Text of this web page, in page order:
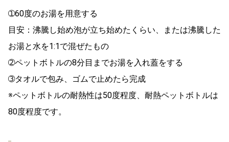
➀60度のお湯を用意する
目安：沸騰し始め泡が立ち始めたくらい、または沸騰した
お湯と水を1:1で混ぜたもの
➁ペットボトルの8分目ま でお湯を入れ蓋をする
➂タオルで包み、ゴムで止めたら完成
※ペットボトルの耐熱性は50度程度、耐熱ペットボトルは
80度程度です。